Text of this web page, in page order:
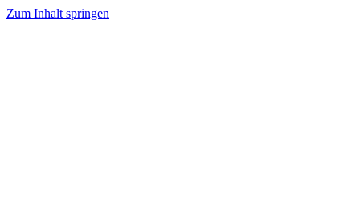
Zum Inhalt springen